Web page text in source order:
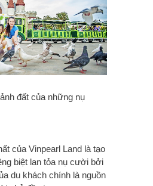
đất của những nụ
của Vinpearl Land là tạo
biệt lan tỏa nụ cười bởi
du khách chính là nguồn